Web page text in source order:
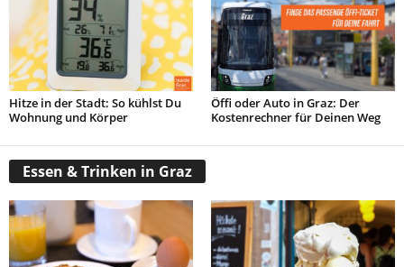
Hitze in der Stadt: So kühlst Du
Wohnung und Körper
Öffi oder Auto in Graz: Der
Kostenrechner für Deinen Weg
Essen & Trinken in Graz